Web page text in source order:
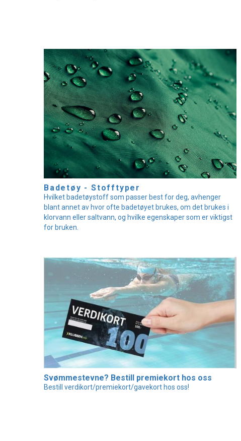
Badetøy - Stofftyper
Hvilket badetøystoff som passer best for deg, avhenger
blant annet av hvor ofte badetøyet brukes, om det brukes i
klorvann eller saltvann, og hvilke egenskaper som er viktigst
for bruken.
Svømmestevne? Bestill premiekort hos oss
Bestill verdikort/premiekort/gavekort hos oss!